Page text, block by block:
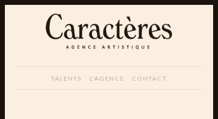
TALENTS L'AGENCE CONTACT